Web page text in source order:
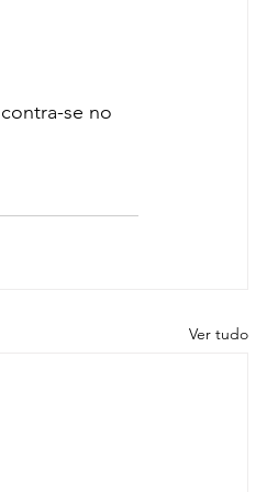
se no
Ver tudo